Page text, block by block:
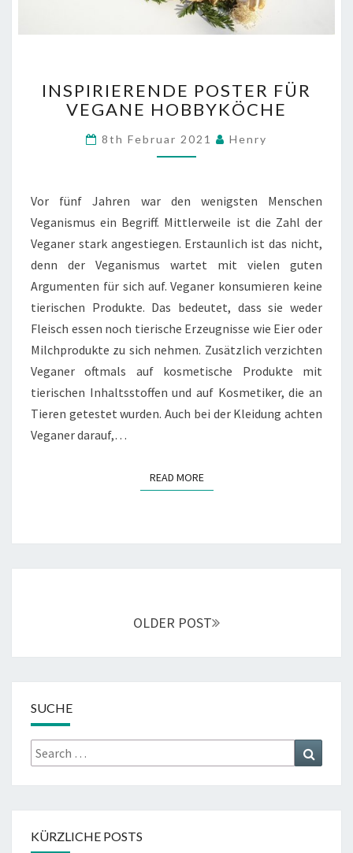
POSTER
FÜR
HOBBYKÖCHE
INSPIRIERENDE POSTER FÜR
VEGANE HOBBYKÖCHE
8th Februar 2021 Henry
Vor fünf Jahren war den wenigsten Menschen
Veganismus ein Begriff. Mittlerweile ist die Zahl der
Veganer stark angestiegen. Erstaunlich ist das nicht,
denn der Veganismus wartet mit vielen guten
Argumenten für sich auf. Veganer konsumieren keine
tierischen Produkte. Das bedeutet, dass sie weder
Fleisch essen noch tierische Erzeugnisse wie Eier oder
Milchprodukte zu sich nehmen. Zusätzlich verzichten
Veganer oftmals auf kosmetische Produkte mit
tierischen Inhaltsstoffen und auf Kosmetiker, die an
Tieren getestet wurden. Auch bei der Kleidung achten
Veganer darauf,…
READ MOREREAD MORE
OLDER POST
SUCHE
Search
for:
KÜRZLICHE POSTS